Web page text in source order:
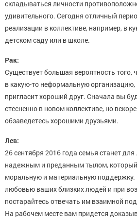
складываться личности
удивительного. Сегодня отличный
реализации в коллективе, например, в
детском саду или в школе.
Рак:
Существует большая вероятность того,
в какую-то неформальную организацию,
пригласит хороший друг. Сначала вы
стесненно в новом коллективе, но
обзаведетесь хорошими друзьями.
Лев:
26 сентября 2016 года семья станет
надежным и преданным тылом, который
моральную и материальную поддержку.
любовью ваших близких людей и при
постарайтесь отвечать им взаимной
На рабочем месте вам придется